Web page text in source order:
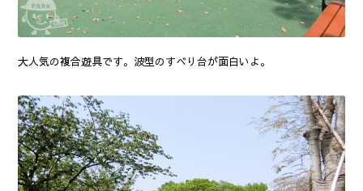
大人気の複合遊具です。波型のすべり台が面白いよ。